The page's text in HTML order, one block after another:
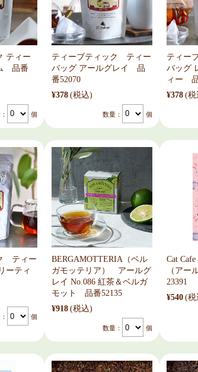
ティー
品番
個
ティーブティック ティー
バッグ アールグレイ 品
番52070
¥378 (税込)
数量： 個
ティー
バッグ
ィー 品
¥378 (税
ティー
ーティ
個
BERGAMOTTERIA（ベル
ガモッテリア） アールグ
レイ No.086 紅茶＆ベルガ
モット 品番52135
¥918 (税込)
数量： 個
Cat
（アー
23391
¥540 (税